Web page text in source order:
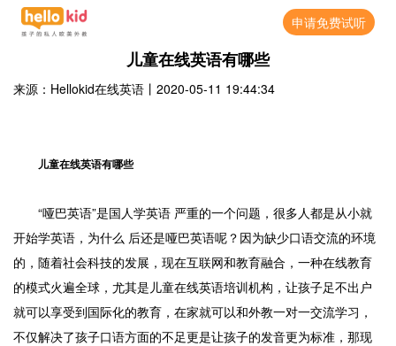
申请免费试听
儿童在线英语有哪些
来源：Hellokid在线英语 丨 2020-05-11 19:44:34
儿童在线英语有哪些
“哑巴英语”是国人学英语 严重的一个问题，很多人都是从小就
开始学英语，为什么 后还是哑巴英语呢？因为缺少口语交流的环境
的，随着社会科技的发展，现在互联网和教育融合，一种在线教育
的模式火遍全球，尤其是儿童在线英语培训机构，让孩子足不出户
就可以享受到国际化的教育，在家就可以和外教一对一交流学习，
不仅解决了孩子口语方面的不足更是让孩子的发音更为标准，那现